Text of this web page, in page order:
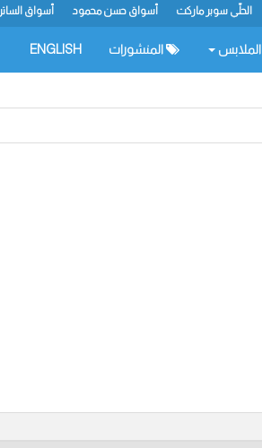
أسواق الساتر أسواق حسن محمود الحلّي سوبر ماركت
الملابس المنشورات ENGLISH